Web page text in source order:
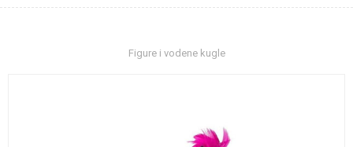
Figure i vodene kugle